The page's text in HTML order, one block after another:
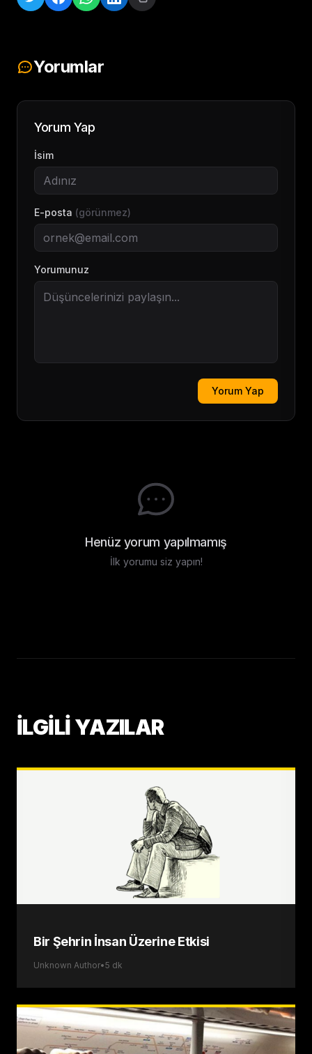
Yorumlar
Yorum Yap
İsim
E-posta (görünmez)
Yorumunuz
Yorum Yap
Henüz yorum yapılmamış
İlk yorumu siz yapın!
İLGİLİ YAZILAR
Bir Şehrin İnsan Üzerine Etkisi
Unknown Author•5 dk